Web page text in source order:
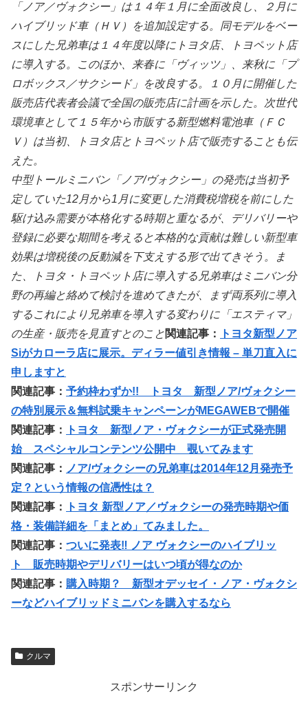
「ノア／ヴォクシー」は１４年１月に全面改良し、２月に
ハイブリッド車（ＨＶ）を追加設定する。同モデルをベー
スにした兄弟車は１４年度以降にトヨタ店、トヨペット店
に導入する。このほか、来春に「ヴィッツ」、来秋に「プ
ロボックス／サクシード」を改良する。１０月に開催した
販売店代表者会議で全国の販売店に計画を示した。次世代
環境車として１５年から市販する新型燃料電池車（ＦＣ
Ｖ）は当初、トヨタ店とトヨペット店で販売することも伝
えた。
中型トールミニバン「ノア/ヴォクシー」の発売は当初予
定していた12月から1月に変更した消費税増税を前にした
駆け込み需要が本格化する時期と重なるが、デリバリーや
登録に必要な期間を考えると本格的な貢献は難しい新型車
効果は増税後の反動減を下支えする形で出てきそう。ま
た、トヨタ・トヨペット店に導入する兄弟車はミニバン分
野の再編と絡めて検討を進めてきたが、まず両系列に導入
するこれにより兄弟車を導入する変わりに「エスティマ」
の生産・販売を見直すとのこと関連記事：
トヨタ新型ノア
Siがカローラ店に展示。ディラー値引き情報 – 単刀直入に
申しますと
関連記事： 予約枠わずか!! トヨタ 新型ノア/ヴォクシー
の特別展示＆無料試乗キャンペーンがMEGAWEBで開催
関連記事：
トヨタ 新型ノア・ヴォクシーが正式発売開
始 スペシャルコンテンツ公開中 覗いてみます
関連記事： ノア/ヴォクシーの兄弟車は2014年12月発売予
定？という情報の信憑性は？
関連記事：
トヨタ 新型ノア／ヴォクシーの発売時期や価
格・装備詳細を「まとめ」てみました。
関連記事： ついに発表‼︎ ノア ヴォクシーのハイブリッ
ト 販売時期やデリバリーはいつ頃が得なのか
関連記事： 購入時期？ 新型オデッセイ・ノア・ヴォクシ
ーなどハイブリッドミニバンを購入するなら
クルマ
スポンサーリンク